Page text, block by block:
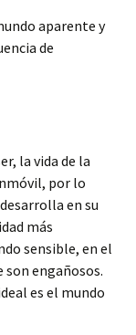
aparente y
de
la vida de la
por lo
en su
más
sensible, en el
son engañosos.
es el mundo